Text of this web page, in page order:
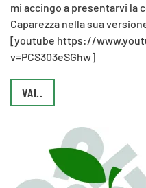
mi accingo a presentarvi la
Caparezza nella sua
[youtube https://
v=PCS303eSGhw]
VAI..